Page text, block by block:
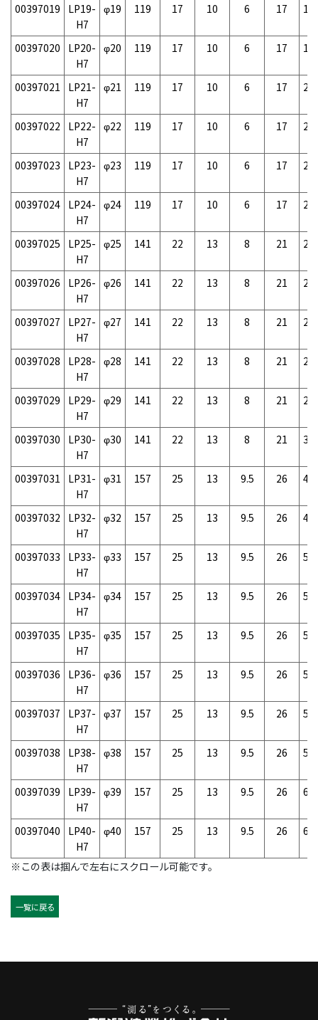
00397019
LP19-
H7
φ19 119 17 10 6 17
00397020
LP20-
H7
φ20 119 17 10 6 17
00397021
LP21-
H7
φ21 119 17 10 6 17
00397022
LP22-
H7
φ22 119 17 10 6 17
00397023
LP23-
H7
φ23 119 17 10 6 17
00397024 LP24-
H7
φ24 119 17 10 6 17
00397025
LP25-
H7
φ25 141 22 13 8 21
00397026
LP26-
H7
φ26 141 22 13 8 21
00397027
LP27-
H7
φ27 141 22 13 8 21
00397028
LP28-
H7
φ28 141 22 13 8 21
00397029
LP29-
H7
φ29 141 22 13 8 21
00397030
LP30-
H7
φ30 141 22 13 8 21
00397031
LP31-
H7
φ31 157 25 13 9.5 26
00397032
LP32-
H7
φ32 157 25 13 9.5 26
00397033
LP33-
H7
φ33 157 25 13 9.5 26
00397034 LP34-
H7
φ34 157 25 13 9.5 26
00397035
LP35-
H7
φ35 157 25 13 9.5 26
00397036
LP36-
H7
φ36 157 25 13 9.5 26
00397037
LP37-
H7
φ37 157 25 13 9.5 26
00397038
LP38-
H7
φ38 157 25 13 9.5 26
00397039
LP39-
H7
φ39 157 25 13 9.5 26
00397040
LP40-
H7
φ40 157 25 13 9.5 26
※この表は掴んで左右にスクロール可能です。
一覧に戻る